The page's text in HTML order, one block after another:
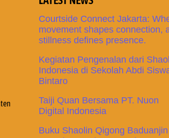
Courtside Connect Jakarta:
movement shapes connection,
stillness defines presence.
Kegiatan Pengenalan dari
Indonesia di Sekolah Abdi
Bintaro
Taiji Quan Bersama PT. Nuon
Digital Indonesia
Buku Shaolin Qigong Baduanjin